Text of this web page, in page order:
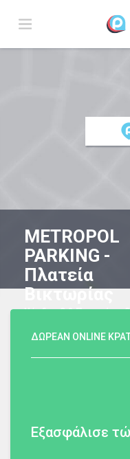
METROPOL
PARKING -
Πλατεία
Βικτωρίας
Χέυδεν 8 & Πατησίων
ΔΩΡΕΑΝ ONLINE
Εξασφάλισε